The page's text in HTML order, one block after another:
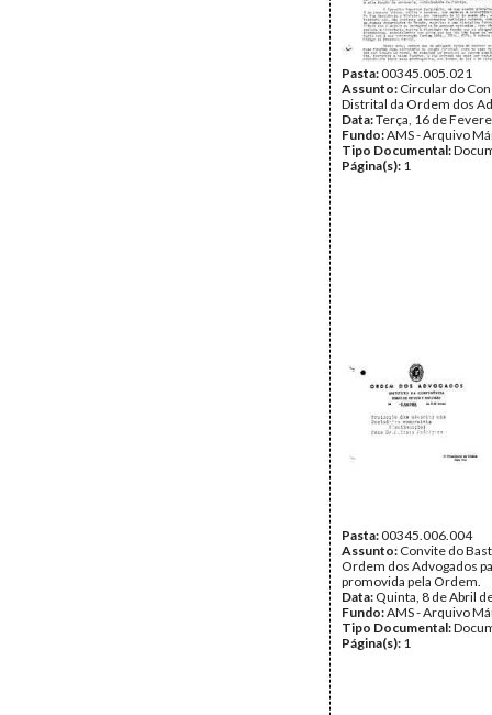
Pasta:00345.005.021
Assunto: Circular do
Distrital da Ordem dos
Data:Terça, 16 de
Fundo:AMS - Arquivo
Tipo Documental:
Página(s): 1
Pasta:00345.006.004
Assunto: Convite do
Ordem dos Advogados
promovida pela Ordem.
Data: Quinta, 8 de Abril
Fundo:AMS - Arquivo
Tipo Documental:
Página(s): 1